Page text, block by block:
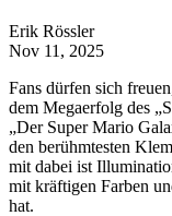
Erik Rössler
Nov 11, 2025
Fans dürfen sich
dem Megaerfolg des
„Der Super Mario
den berühmtesten
mit dabei ist
mit kräftigen Farben
hat.